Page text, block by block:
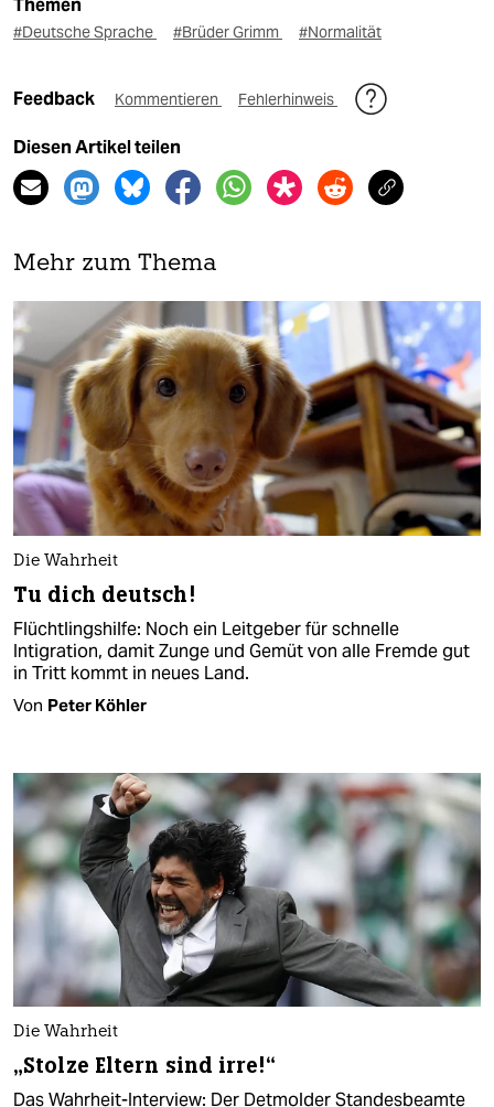
Themen
#Deutsche Sprache #Brüder Grimm #Normalität
Feedback Kommentieren Fehlerhinweis
Diesen Artikel teilen
Mehr zum Thema
Die Wahrheit
Tu dich deutsch!
Flüchtlingshilfe: Noch ein Leitgeber für schnelle
Intigration, damit Zunge und Gemüt von alle Fremde gut
in Tritt kommt in neues Land.
Von Peter Köhler
Die Wahrheit
„Stolze Eltern sind irre!“
Das Wahrheit-Interview: Der Detmolder Standesbeamte